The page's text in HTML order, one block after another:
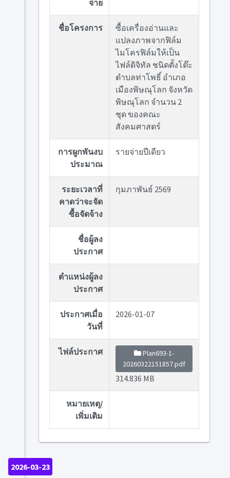
จ่าย
ชื่อโครงการ
ซื้อเครื่องอ่านและ
แปลงภาพจากฟิล์ม
ไมโครฟิล์มให้เป็น
ไฟล์ดิจิทัล ชนิดตั้งโต๊ะ
ตำบลท่าโพธิ์ อำเภอ
เมืองพิษณุโลก จังหวัด
พิษณุโลก จำนวน 2
ชุด ของคณะ
สังคมศาสตร์
การผูกพันงบ
ประมาณ
รายจ่ายปีเดียว
ระยะเวลาที่
คาดว่าจะจัด
ซื้อจัดจ้าง
กุมภาพันธ์ 2569
ชื่อผู้ลง
ประกาศ
ตำแหน่งผู้ลง
ประกาศ
ประกาศเมื่อ
วันที่
2026-01-07
ไฟล์ประกาศ
Plan693-1-
20260322151857.pdf
314.836 MB
หมายเหตุ/
เพิ่มเติม
2026-03-23